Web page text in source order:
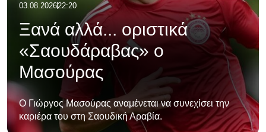
03.08.202622:20
Ξανά αλλά... οριστικά
«Σαουδάραβας» ο
Μασούρας
Ο Γιώργος Μασούρας αναμένεται να συνεχίσει την
καριέρα του στη Σαουδική Αραβία.